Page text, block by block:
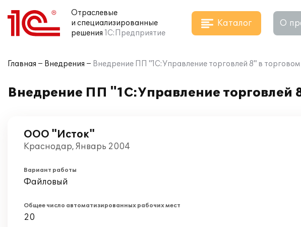
Отраслевые
и специализированные
решения 1С:Предприятие
Каталог О
Главная Внедрения Внедрение ПП "1С:Управление торговлей 8" в
Внедрение ПП "1С:Управление
ООО "Исток"
Краснодар, Январь 2004
Вариант работы
Файловый
Общее число автоматизированных рабочих мест
20